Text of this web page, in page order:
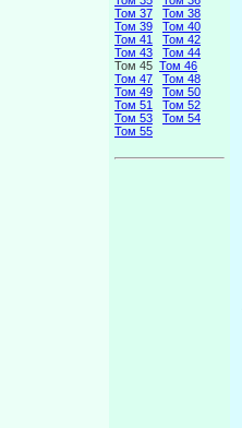
Том 37
Том 38
Том 39
Том 40
Том 41
Том 42
Том 43
Том 44
Том 45 Том 46
Том 47
Том 48
Том 49
Том 50
Том 51
Том 52
Том 53
Том 54
Том 55